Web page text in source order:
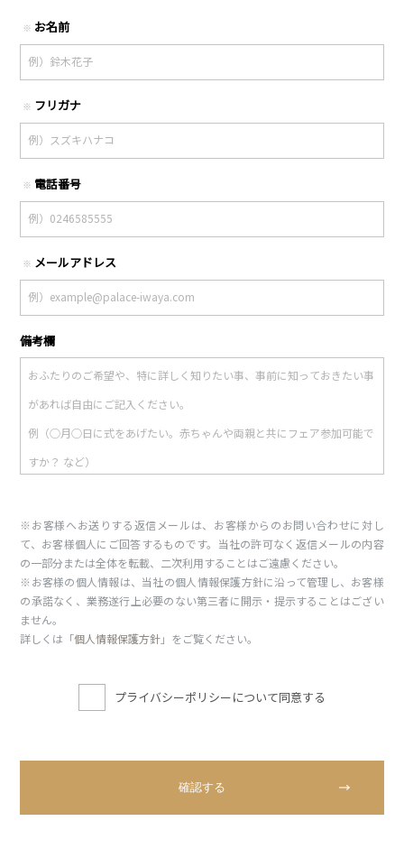
※ お名前
※ フリガナ
※ 電話番号
※ メールアドレス
備考欄
※お客様へお送りする返信メールは、お客様からのお問い合わせに対し
て、お客様個人にご回答するものです。当社の許可なく返信メールの内容
の一部分または全体を転載、二次利用することはご遠慮ください。
※お客様の個人情報は、当社の個人情報保護方針に沿って管理し、お客様
の承諾なく、業務遂行上必要のない第三者に開示・提示することはござい
ません。
詳しくは「個人情報保護方針」をご覧ください。
プライバシーポリシーについて同意する